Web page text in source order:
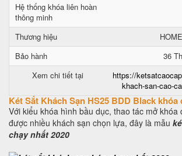
Hệ thống khóa liên hoàn
thông minh
Thương hiệu
Bảo hành
36
Xem chi tiết tại
https://
khach-san-cao-
Két Sắt Khách Sạn HS25 BDD Black
Với kiểu khóa hình bầu dục, thao tác mở khóa
được nhiều khách sạn chọn lựa, đây là mẫu
chạy nhất 2020